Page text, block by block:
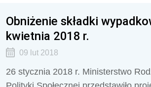
Obniżenie składki
kwietnia 2018 r.
09 lut 2018
26 stycznia 2018 r. Ministerstwo